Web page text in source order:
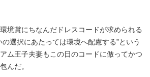
境賞にちなんだドレスコードが求められる
の選択にあたっては環境へ配慮する”という
ム王子夫妻もこの日のコードに倣ってかつ
んだ。